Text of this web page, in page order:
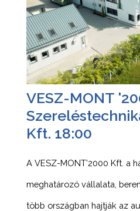
VESZ-MONT
Kft. 18:00
A VESZ-MONT’2000 Kft. a
meghatározó vállalata,
több országban hajtják az